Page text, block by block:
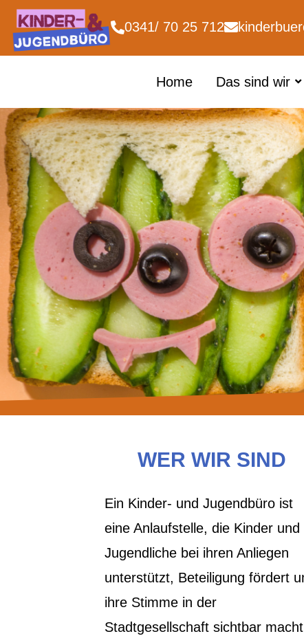
0341/ 70 25 712
Home Das sind wir
WER WIR SIND
Ein Kinder- und Jugendbüro ist
eine Anlaufstelle, die Kinder und
Jugendliche bei ihren Anliegen
unterstützt, Beteiligung fördert
ihre Stimme in der
Stadtgesellschaft sichtbar